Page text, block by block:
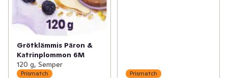
Grötklämmis Päron &
Katrinplommon 6M
120 g, Semper
Prismatch Prismatch